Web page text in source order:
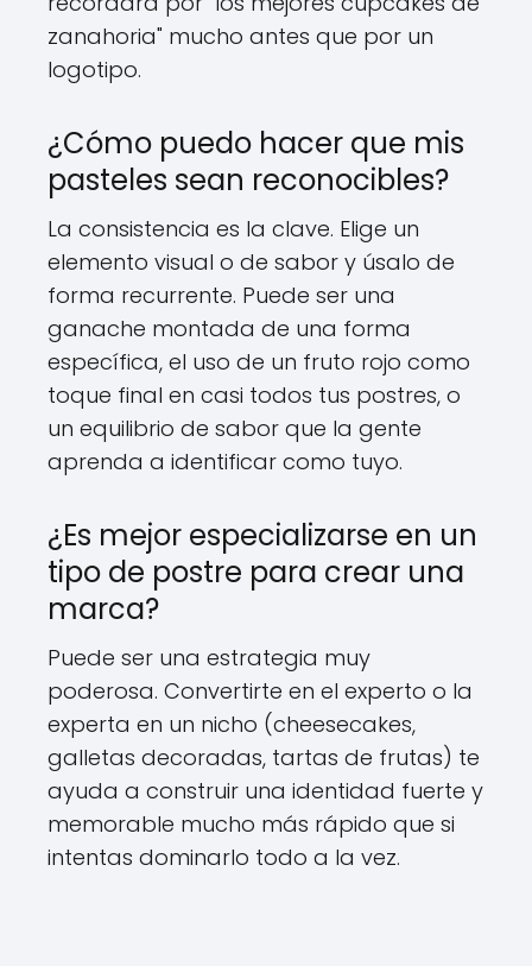
zanahoria" mucho antes que por un
logotipo.
¿Cómo puedo hacer que mis
pasteles sean reconocibles?
La consistencia es la clave. Elige un
elemento visual o de sabor y úsalo de
forma recurrente. Puede ser una
ganache montada de una forma
específica, el uso de un fruto rojo como
toque final en casi todos tus postres, o
un equilibrio de sabor que la gente
aprenda a identificar como tuyo.
¿Es mejor especializarse en un
tipo de postre para crear una
marca?
Puede ser una estrategia muy
poderosa. Convertirte en el experto o la
experta en un nicho (cheesecakes,
galletas decoradas, tartas de frutas) te
ayuda a construir una identidad fuerte y
memorable mucho más rápido que si
intentas dominarlo todo a la vez.